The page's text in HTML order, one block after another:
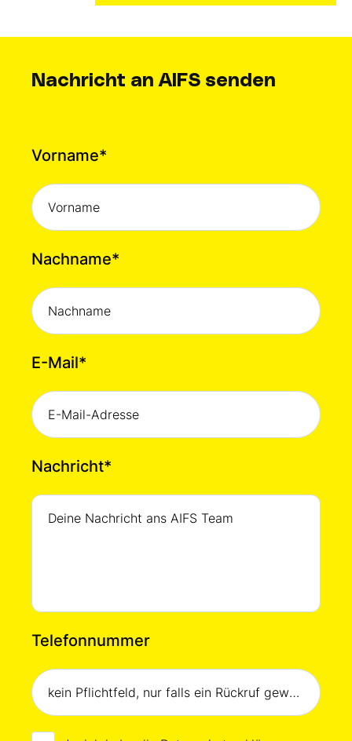
Nachricht an AIFS senden
Vorname*
Nachname*
E-Mail*
Nachricht*
Telefonnummer